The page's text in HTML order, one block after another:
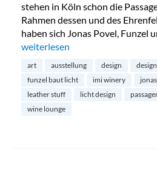
stehen in Köln schon die
Rahmen dessen und des
haben sich Jonas Povel, Funzel
„Wein & Kunst: Ausstellung von
weiterlesen
art ausstellung design
funzel baut licht
imi winery
leather stuff
licht design
wine lounge